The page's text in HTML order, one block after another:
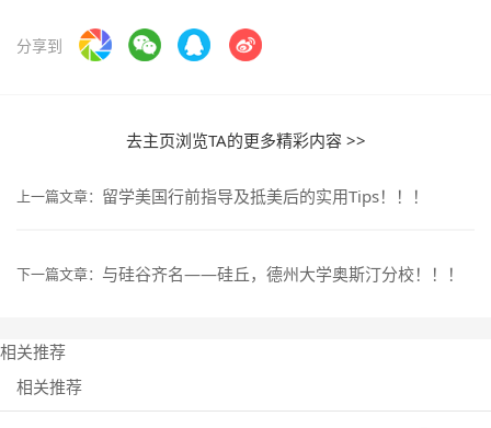
分享到
去主页浏览TA的更多精彩内容 >>
上一篇文章： 留学美国行前指导及抵美后的实用Tips！！！
下一篇文章： 与硅谷齐名——硅丘，德州大学奥斯汀分校！！！
相关推荐
相关推荐